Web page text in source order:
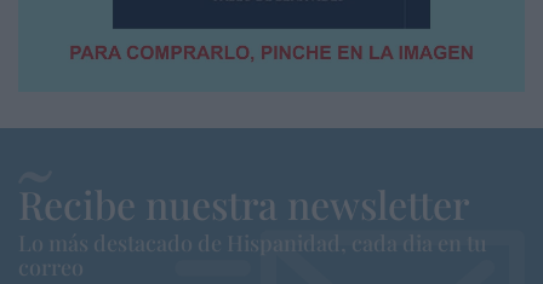
Recibe nuestra newsletter
Lo más destacado de Hispanidad, cada dia en tu
correo